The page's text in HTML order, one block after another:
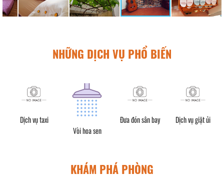
NHỮNG DỊCH VỤ PHỔ BIẾN
Dịch vụ taxi
Vòi hoa sen
Đưa đón sân bay Dịch vụ giặt ủi
KHÁM PHÁ PHÒNG